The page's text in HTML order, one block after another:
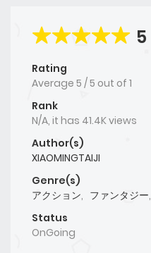
5
Rating
Average 5 /5 out of 1
Rank
N/A, it has 41.4K views
Author(s)
XIAOMINGTAIJI
Genre(s)
アクション, ファンタジー,
Status
OnGoing